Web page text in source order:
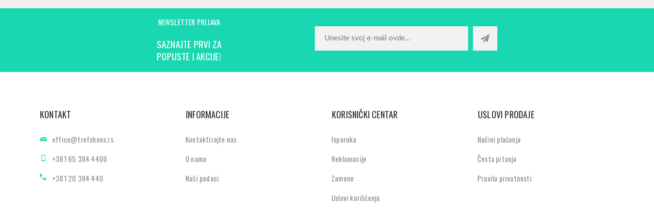
NEWSLETTER PRIJAVA
SAZNAJTE PRVI ZA
POPUSTE I AKCIJE!
KONTAKT
office@trefshoes.rs
+381 65 384 4400
+381 20 384 440
INFORMACIJE
Kontaktirajte nas
O nama
Naši podaci
KORISNIČKI CENTAR
Isporuka
Reklamacije
Zamene
Uslovi korišćenja
USLOVI PRODAJE
Načini plaćanja
Česta pitanja
Pravila privatnosti